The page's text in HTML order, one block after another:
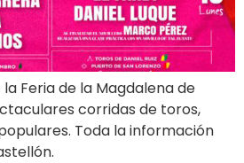
Feria de la Magdalena de
corridas de toros,
Toda la información